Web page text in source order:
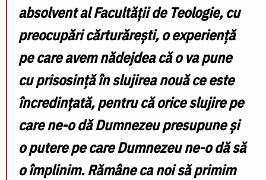
absolvent al Facultății de Teologie, cu
preocupări cărturărești, o experiență
pe care avem nădejdea că o va pune
cu prisosință în slujirea nouă ce este
încredințată, pentru că orice slujire pe
care ne-o dă Dumnezeu presupune și
o putere pe care Dumnezeu ne-o dă să
o împlinim. Rămâne ca noi să primim